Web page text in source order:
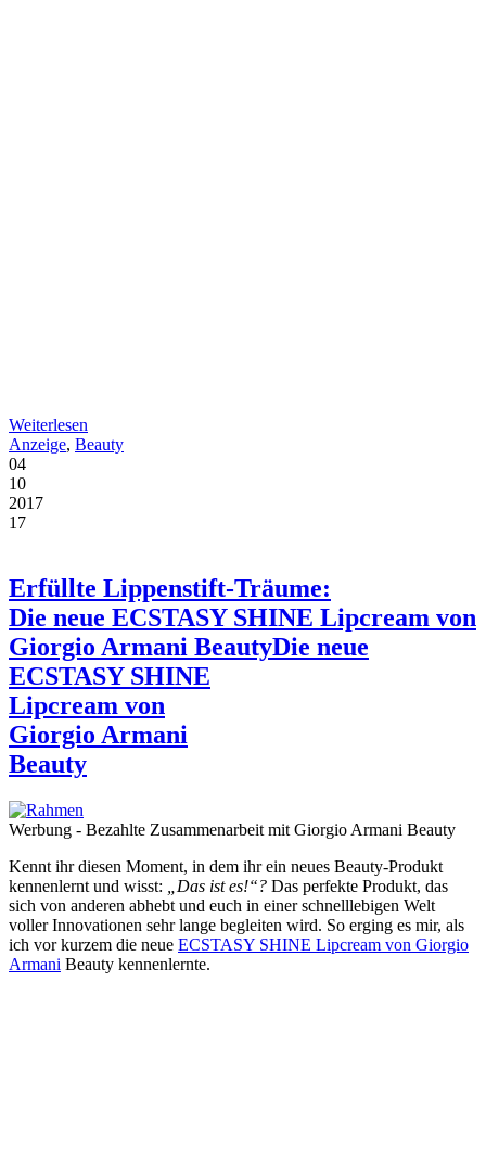
Weiterlesen
Anzeige, Beauty
04
10
2017
17
Erfüllte Lippenstift-Träume:
Die neue ECSTASY SHINE Lipcream von
Giorgio Armani BeautyDie neue
ECSTASY SHINE
Lipcream von
Giorgio Armani
Beauty
Werbung - Bezahlte Zusammenarbeit mit Giorgio Armani Beauty
Kennt ihr diesen Moment, in dem ihr ein neues Beauty-Produkt
kennenlernt und wisst:
„Das ist es!“? Das perfekte Produkt, das
sich von anderen abhebt und euch in einer schnelllebigen Welt
voller Innovationen sehr lange begleiten wird. So erging es mir, als
ich vor kurzem die neue ECSTASY SHINE Lipcream von Giorgio
Armani Beauty kennenlernte.